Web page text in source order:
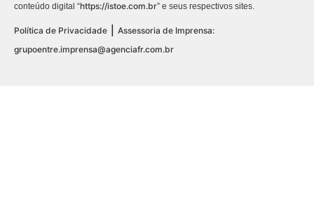
conteúdo digital “https://istoe.com.br” e seus respectivos sites.
Política de Privacidade
Assessoria de Imprensa:
grupoentre.imprensa@agenciafr.com.br